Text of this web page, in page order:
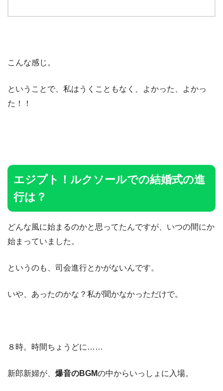
こんな感じ。
ということで、私はうくこともなく、よかった、よかっ
た！！
エジプト！ルクソールでの結婚式の進
行は？
どんな風に始まるのかと思ってたんですが、いつの間にか
始まっていました。
というのも、司会進行とかがないんです。
いや、あったのかな？私が聞かなかっただけで。
８時。時間ちょうどに……
新郎新婦が、 爆音のBGMの中からいっしょに入場。